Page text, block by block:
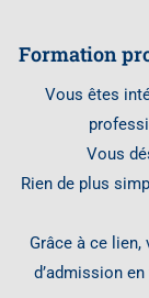
Formation
Vous êtes
Vous
Rien de plus
Grâce à ce lien,
d’admission